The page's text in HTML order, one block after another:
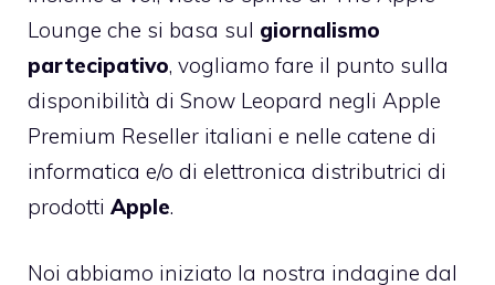
Lounge che si basa sul giornalismo
partecipativo, vogliamo fare il punto sulla
disponibilità di Snow Leopard negli Apple
Premium Reseller italiani e nelle catene di
informatica e/o di elettronica distributrici di
prodotti Apple.
Noi abbiamo iniziato la nostra indagine dal